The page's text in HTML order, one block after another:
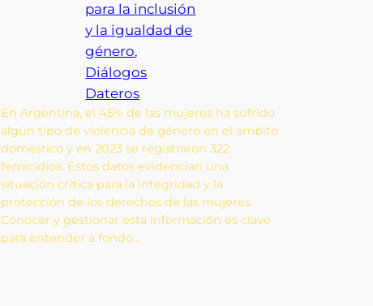
para la inclusión
y la igualdad de
género
Diálogos
Dateros
En Argentina, el 45% de las mujeres ha sufrido
algún tipo de violencia de género en el ámbito
doméstico y en 2023 se registraron 322
femicidios. Estos datos evidencian una
situación crítica para la integridad y la
protección de los derechos de las mujeres.
Conocer y gestionar esta información es clave
para entender a fondo…